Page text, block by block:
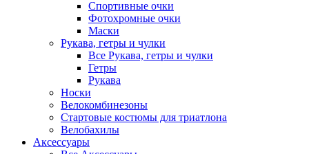
Спортивные очки
Фотохромные очки
Маски
Рукава, гетры и чулки
Все Рукава, гетры и чулки
Гетры
Рукава
Носки
Велокомбинезоны
Стартовые костюмы для триатлона
Велобахилы
Аксессуары